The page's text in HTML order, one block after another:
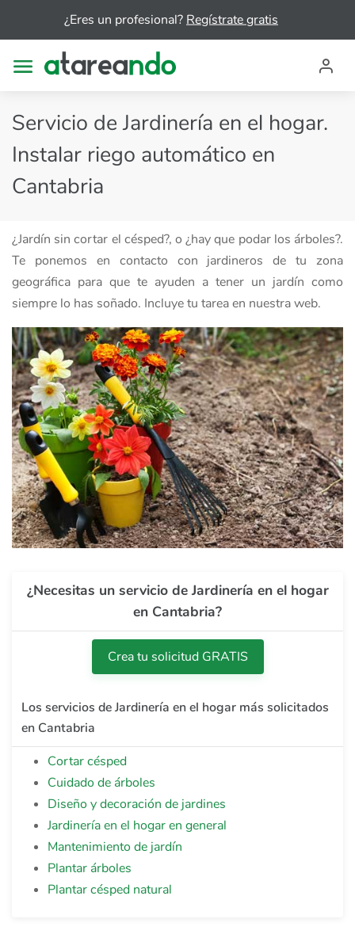
¿Eres un profesional?Regístrate gratis
Servicio de Jardinería en el hogar.
Instalar riego automático en
Cantabria
¿Jardín sin cortar el césped?, o ¿hay que podar los árboles?.
Te ponemos en contacto con jardineros de tu zona
geográfica para que te ayuden a tener un jardín como
siempre lo has soñado. Incluye tu tarea en nuestra web.
¿Necesitas un servicio de Jardinería en el hogar
en Cantabria?
Crea tu solicitud GRATIS
Los servicios de Jardinería en el hogar más solicitados
en Cantabria
Cortar césped
Cuidado de árboles
Diseño y decoración de jardines
Jardinería en el hogar en general
Mantenimiento de jardín
Plantar árboles
Plantar césped natural